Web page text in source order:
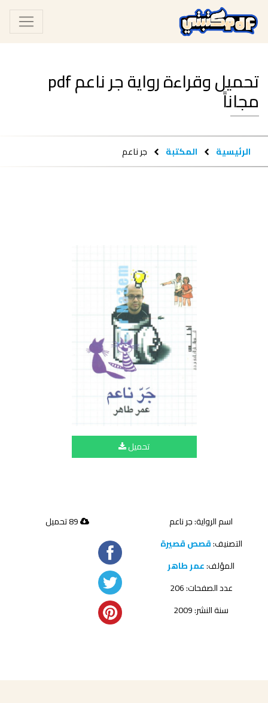
تحميل وقراءة رواية جر ناعم pdf
مجاناً
الرئيسية المكتبة جر ناعم
تحميل
اسم الرواية: جر ناعم
التصنيف:قصص قصيرة
المؤلف:عمر طاهر
عدد الصفحات: 206
سنة النشر: 2009